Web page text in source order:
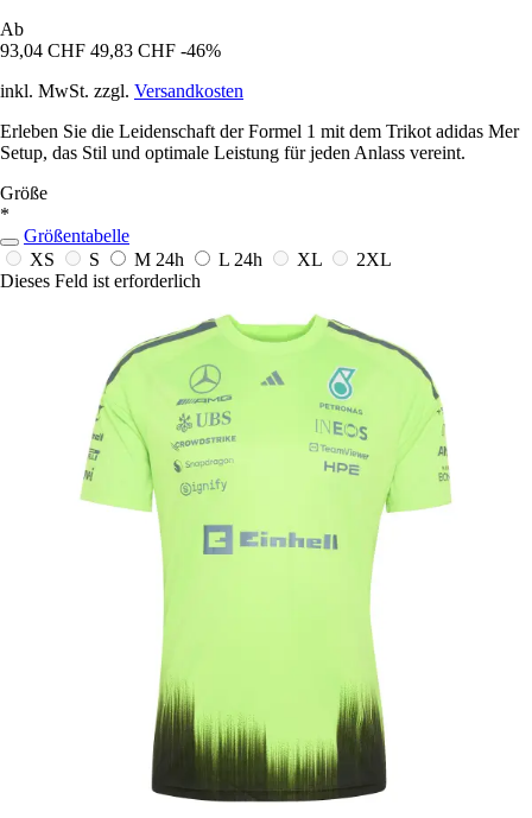
Ab
93,04 CHF 49,83 CHF -46%
inkl. MwSt. zzgl. Versandkosten
Erleben Sie die Leidenschaft der Formel 1 mit dem Trikot adidas Mer
Setup, das Stil und optimale Leistung für jeden Anlass vereint.
Größe
*
Größentabelle
XS
S M 24h L 24h XL
2XL
Dieses Feld ist erforderlich